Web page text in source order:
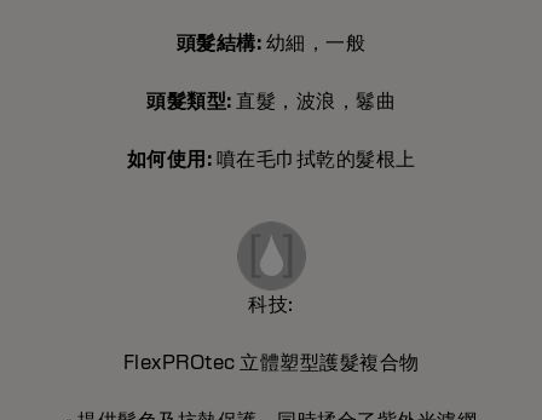
頭髮結構:幼細，一般
頭髮類型:直髮，波浪，鬈曲
如何使用:噴在毛巾拭乾的髮根上
科技:
FlexPROtec 立體塑型護髮複合物